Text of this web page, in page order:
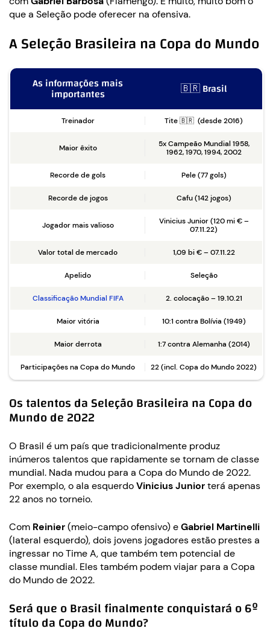
que a Seleção pode oferecer na ofensiva.
A Seleção Brasileira na Copa do Mundo
As informações mais
importantes 🇧🇷 Brasil
Treinador Tite 🇧🇷 (desde 2016)
Maior êxito
5x Campeão Mundial 1958,
1962, 1970, 1994, 2002
Recorde de gols Pele (77 gols)
Recorde de jogos Cafu (142 jogos)
Jogador mais valioso
Vinicius Junior (120 mi € –
07.11.22)
Valor total de mercado 1,09 bi € – 07.11.22
Apelido Seleção
Classificação Mundial FIFA 2. colocação – 19.10.21
Maior vitória 10:1 contra Bolívia (1949)
Maior derrota 1:7 contra Alemanha (2014)
Participações na Copa do Mundo 22 (incl. Copa do Mundo 2022)
Os talentos da Seleção Brasileira na Copa do
Mundo de 2022
O Brasil é um país que tradicionalmente produz
inúmeros talentos que rapidamente se tornam de classe
mundial. Nada mudou para a Copa do Mundo de 2022.
Por exemplo, o ala esquerdoVinicius Juniorterá apenas
22 anos no torneio.
Com Reinier(meio-campo ofensivo) eGabriel Martinelli
(lateral esquerdo), dois jovens jogadores estão prestes a
ingressar no Time A, que também tem potencial de
classe mundial. Eles também podem viajar para a Copa
do Mundo de 2022.
Será que o Brasil finalmente conquistará o 6º
título da Copa do Mundo?